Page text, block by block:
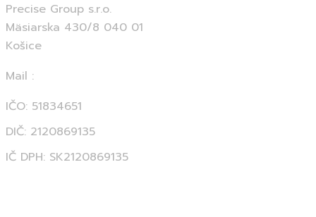
Precise Group s.r.o.
Mäsiarska 430/8 040 01
Košice
Mail :
IČO: 51834651
DIČ: 2120869135
IČ DPH: SK2120869135